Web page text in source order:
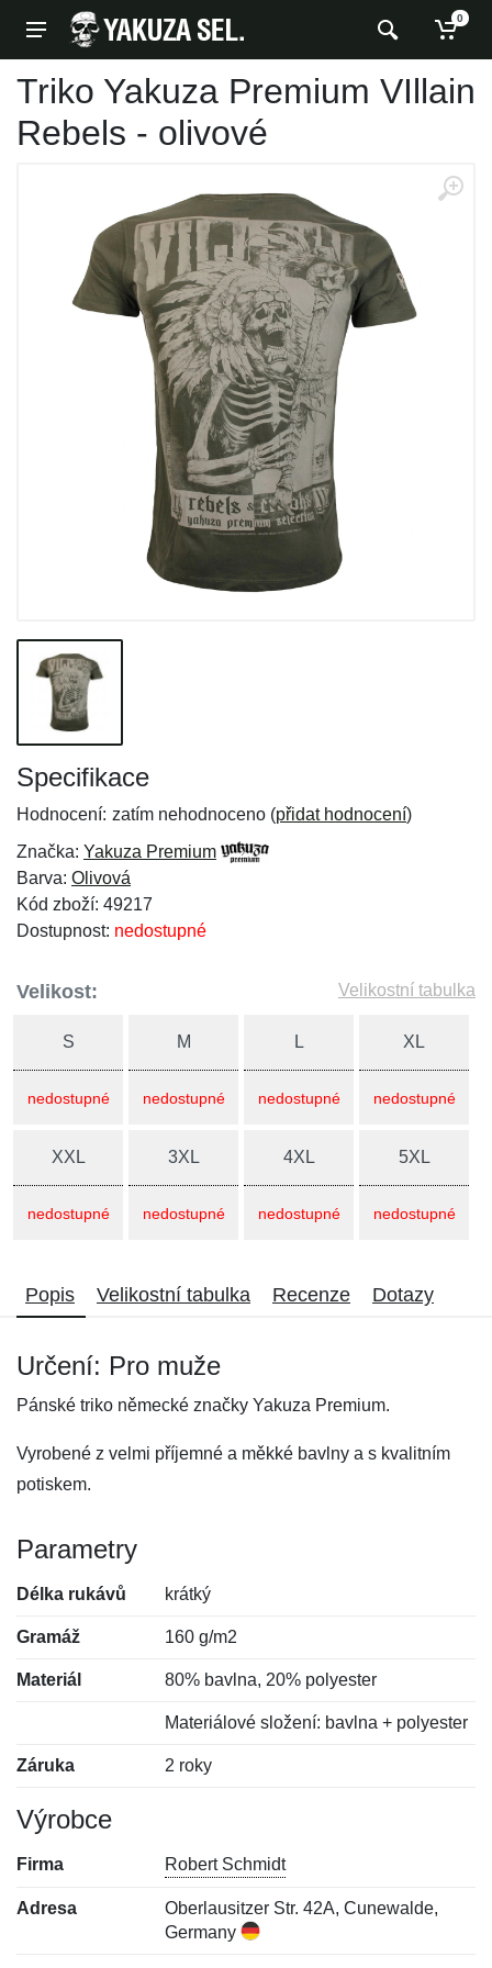
0
Triko Yakuza Premium VIllain
Rebels - olivové
Specifikace
Hodnocení: zatím nehodnoceno (přidat hodnocení)
Značka: Yakuza Premium
Barva: Olivová
Kód zboží: 49217
Dostupnost: nedostupné
Velikost: Velikostní tabulka
S
nedostupné
M
nedostupné
L
nedostupné
XL
nedostupné
XXL
nedostupné
3XL
nedostupné
4XL
nedostupné
5XL
nedostupné
Popis Velikostní tabulka Recenze Dotazy
Určení: Pro muže
Pánské triko německé značky Yakuza Premium.
Vyrobené z velmi příjemné a měkké bavlny a s kvalitním
potiskem.
Parametry
Délka rukávů krátký
Gramáž 160 g/m2
Materiál 80% bavlna, 20% polyester
Materiálové složení: bavlna + polyester
Záruka 2 roky
Výrobce
Firma Robert Schmidt
Adresa
Oberlausitzer Str. 42A, Cunewalde,
Germany